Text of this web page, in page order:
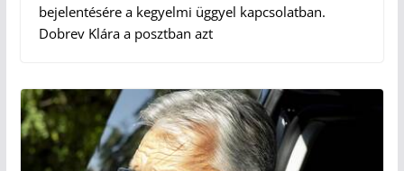
bejelentésére a kegyelmi üggyel kapcsolatban.
Dobrev Klára a posztban azt